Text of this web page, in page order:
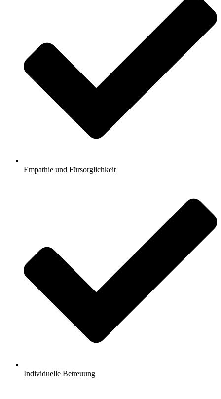
Empathie und Fürsorglichkeit
Individuelle Betreuung